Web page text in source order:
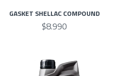
GASKET SHELLAC COMPOUND
$8.990